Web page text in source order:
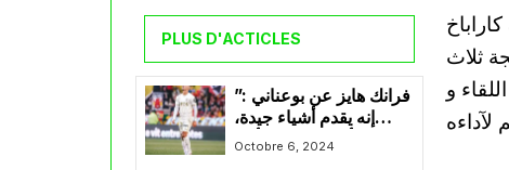
PLUS D'ACTICLES
فرانك هايز عن بوعناني :”
إنه يقدم أشياء جيدة،
وعليه أن يذهب إلى أبعد
Octobre 6, 2024
ثلاث
و